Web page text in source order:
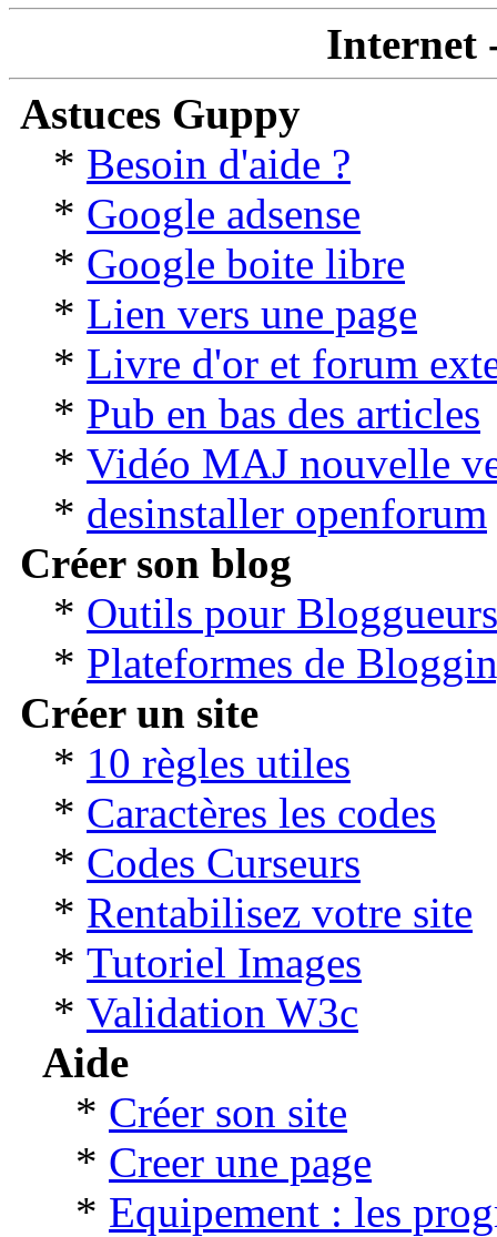
Internet
Astuces Guppy
* Besoin d'aide ?
* Google adsense
* Google boite libre
* Lien vers une page
* Livre d'or et forum
* Pub en bas des articles
* Vidéo MAJ nouvelle
* desinstaller openforum
Créer son blog
* Outils pour Bloggueurs
* Plateformes de
Créer un site
* 10 règles utiles
* Caractères les codes
* Codes Curseurs
* Rentabilisez votre site
* Tutoriel Images
* Validation W3c
Aide
* Créer son site
* Creer une page
* Equipement : les